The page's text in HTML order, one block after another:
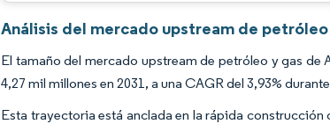
Análisis del mercado upstream de
El tamaño del mercado upstream de petróleo y gas de
4,27 mil millones en 2031, a una CAGR del 3,93%
Esta trayectoria está anclada en la rápida